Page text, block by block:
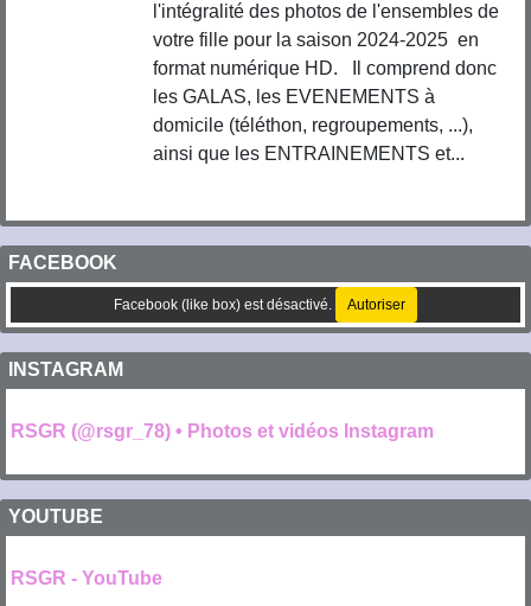
l'intégralité des photos de l'ensembles de
votre fille pour la saison 2024-2025 en
format numérique HD. Il comprend donc
les GALAS, les EVENEMENTS à
domicile (téléthon, regroupements, ...),
ainsi que les ENTRAINEMENTS et...
FACEBOOK
Facebook (like box) est désactivé. Autoriser
INSTAGRAM
RSGR (@rsgr_78) • Photos et vidéos Instagram
YOUTUBE
RSGR - YouTube